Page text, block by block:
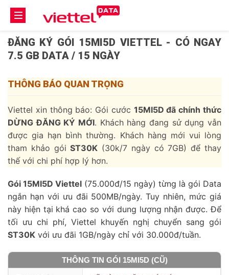
ĐĂNG KÝ GÓI 15MI5D VIETTEL - CÓ NGAY
7.5 GB DATA / 15 NGÀY
THÔNG BÁO QUAN TRỌNG
Viettel xin thông báo: Gói cước 15MI5D đã chính thức
DỪNG ĐĂNG KÝ MỚI. Khách hàng đang sử dụng vẫn
được gia hạn bình thường. Khách hàng mới vui lòng
tham khảo góiST30K (30k/7 ngày có 7GB) để thay
thế với chi phí hợp lý hơn.
Gói 15MI5D Viettel (75.000đ/15 ngày) từng là gói Data
ngắn hạn với ưu đãi 500MB/ngày. Tuy nhiên, mức giá
này hiện tại khá cao so với dung lượng nhận được. Để
tối ưu chi phí, Viettel khuyến nghị chuyển sang gói
ST30K với ưu đãi 1GB/ngày chỉ với 30.000đ/tuần.
THÔNG TIN GÓI 15MI5D (CŨ)